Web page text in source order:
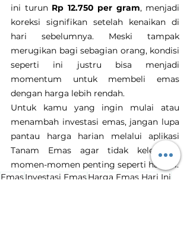
ini turun Rp 12.750 per gram, menjadi
koreksi signifikan setelah kenaikan di
hari sebelumnya. Meski tampak
merugikan bagi sebagian orang, kondisi
seperti ini justru bisa menjadi
momentum untuk membeli emas
dengan harga lebih rendah.
Untuk kamu yang ingin mulai atau
menambah investasi emas, jangan lupa
pantau harga harian melalui aplikasi
Tanam Emas agar tidak kelewatan
momen-momen penting seperti hari ini.
EmasInvestasi EmasHarga Emas Hari Ini